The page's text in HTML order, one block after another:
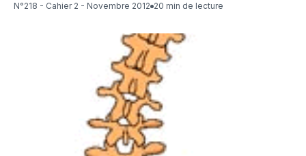
N°218 - Cahier 2 - Novembre 2012
20 min de lecture